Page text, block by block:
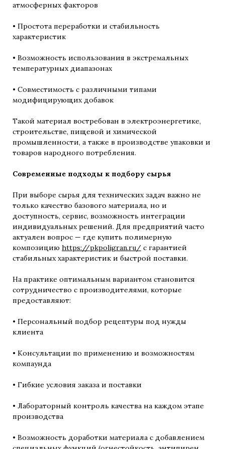
атмосферных факторов
• Простота переработки и стабильность
характеристик
• Возможность использования в экстремальных
температурных диапазонах
• Совместимость с различными типами
модифицирующих добавок
Такой материал востребован в электроэнергетике,
строительстве, пищевой и химической
промышленности, а также в производстве упаковки и
товаров народного потребления.
Современные подходы к подбору сырья
При выборе сырья для технических задач важно не
только качество базового материала, но и
доступность, сервис, возможность интеграции
индивидуальных решений. Для предприятий часто
актуален вопрос — где купить полимерную
композицию https://pkpoligran.ru/ с гарантией
стабильных характеристик и быстрой поставки.
На практике оптимальным вариантом становится
сотрудничество с производителями, которые
предоставляют:
• Персональный подбор рецептуры под нужды
клиента
• Консультации по применению и возможностям
компаунда
• Гибкие условия заказа и поставки
• Лабораторный контроль качества на каждом этапе
производства
• Возможность доработки материала с добавлением